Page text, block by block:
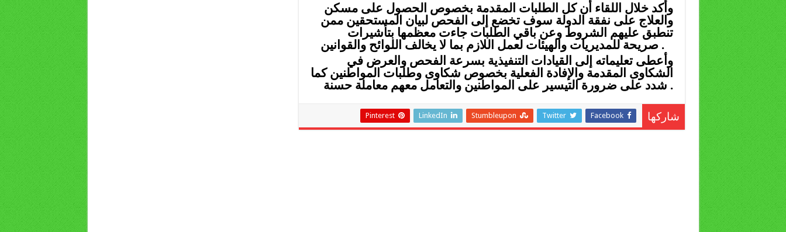
وأكد خلال اللقاء أن كل الطلبات المقدمة بخصوص الحصول على مسكن
والعلاج على نفقة الدولة سوف تخضع إلى الفحص لبيان المستحقين ممن
تنطبق عليهم الشروط وعن باقي الطلبات جاءت معظمها بتأشيرات
صريحة للمديريات والهيئات لعمل اللازم بما لا يخالف اللوائح والقوانين .
وأعطى تعليماته إلى القيادات التنفيذية بسرعة الفحص والعرض في
الشكاوى المقدمة والإفادة الفعلية بخصوص شكاوى وطلبات المواطنين كما
شدد على ضرورة التيسير على المواطنين والتعامل معهم معاملة حسنة .
شاركها Facebook
Twitter
Stumbleupon
LinkedIn
Pinterest